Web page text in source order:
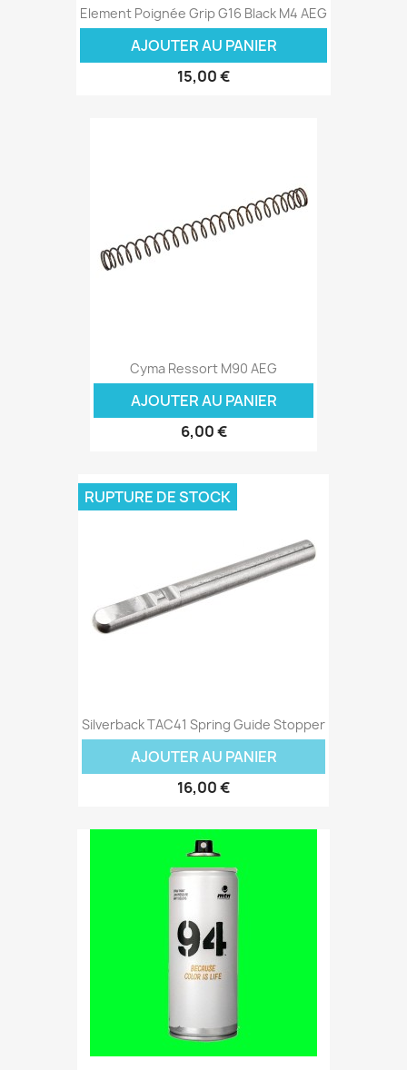
Element Poignée Grip G16 Black M4 AEG
AJOUTER AU PANIER
15,00 €
Cyma Ressort M90 AEG
AJOUTER AU PANIER
6,00 €
Silverback TAC41 Spring Guide Stopper
AJOUTER AU PANIER
16,00 €
RUPTURE DE STOCK